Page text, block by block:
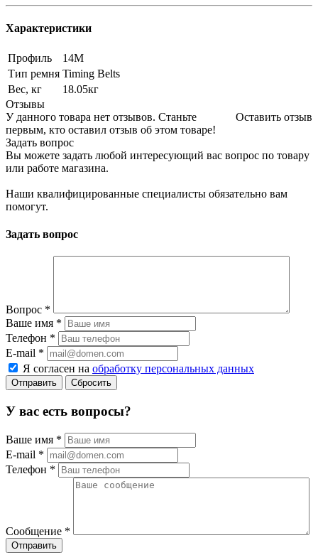
Характеристики
Профиль
14M
Тип ремня Timing Belts
Вес, кг
18.05кг
Отзывы
Оставить отзыв
У данного товара нет отзывов. Станьте
первым, кто оставил отзыв об этом товаре!
Задать вопрос
Вы можете задать любой интересующий вас вопрос по товару
или работе магазина.
Наши квалифицированные специалисты обязательно вам
помогут.
Задать вопрос
Вопрос *
Ваше имя *
Телефон *
E-mail *
Я согласен на обработку персональных данных
Сбросить
У вас есть вопросы?
Ваше имя *
E-mail *
Телефон *
Сообщение *